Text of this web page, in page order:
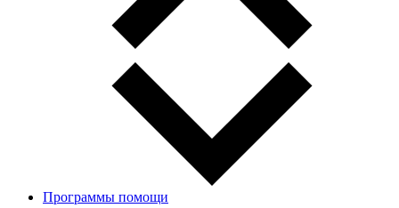
Программы помощи